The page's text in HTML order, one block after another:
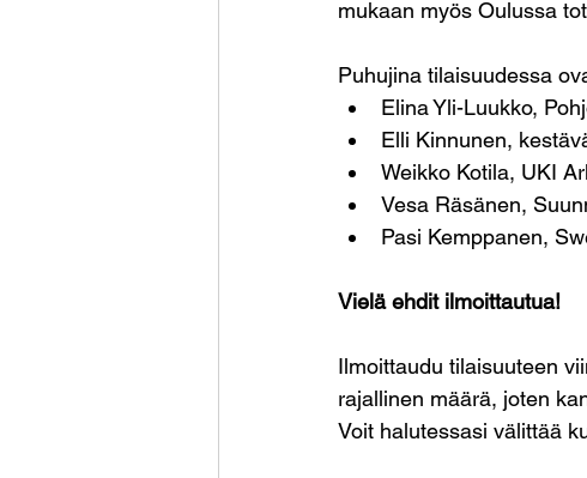
mukaan myös Oulussa
Puhujina tilaisuudessa
Elina Yli-Luukko,
Elli Kinnunen,
Weikko Kotila, UKI
Vesa Räsänen,
Pasi Kemppanen,
Vielä ehdit ilmoittautua!
Ilmoittaudu tilaisuuteen
rajallinen määrä, joten
Voit halutessasi välittää